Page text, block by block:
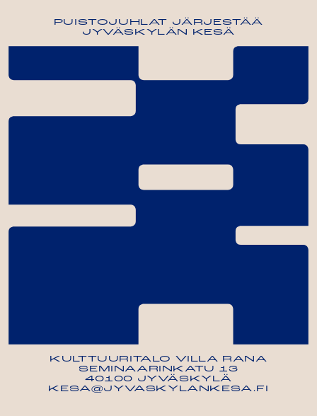
PUISTOJUHLAT JÄRJESTÄÄ
JYVÄSKYLÄN KESÄ
KULTTUURITALO VILLA RANA
SEMINAARINKATU 13
40100 JYVÄSKYLÄ
KESA@JYVASKYLANKESA.FI